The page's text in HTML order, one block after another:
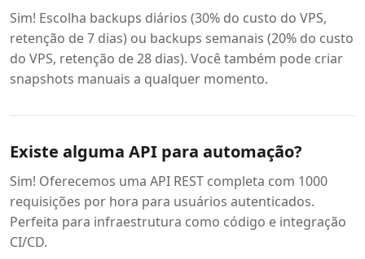
Sim! Escolha backups diários (30% do custo do VPS,
retenção de 7 dias) ou backups semanais (20% do custo
do VPS, retenção de 28 dias). Você também pode criar
snapshots manuais a qualquer momento.
Existe alguma API para automação?
Sim! Oferecemos uma API REST completa com 1000
requisições por hora para usuários autenticados.
Perfeita para infraestrutura como código e integração
CI/CD.